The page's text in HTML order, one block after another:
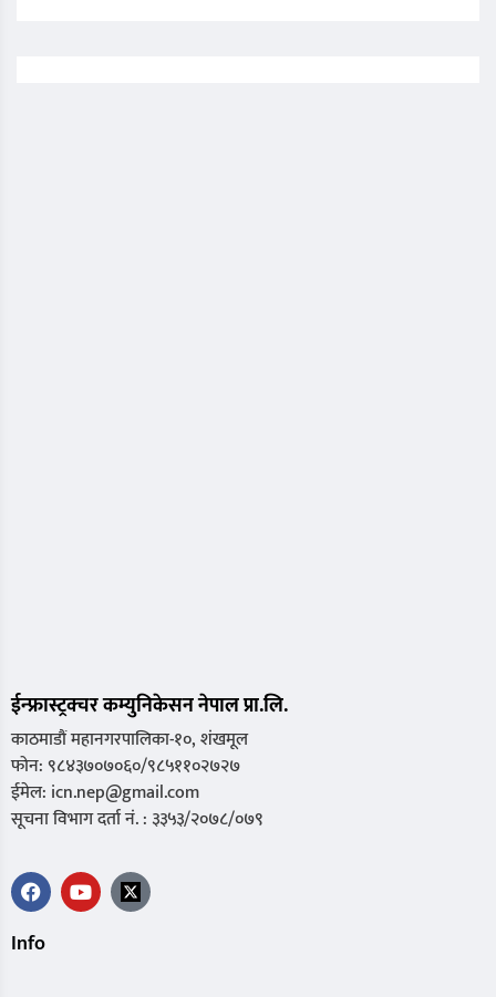
ईन्फ्रास्ट्रक्चर कम्युनिकेसन नेपाल प्रा.लि.
काठमाडौं महानगरपालिका-१०, शंखमूल
फोन: ९८४३७०७०६०/९८५११०२७२७
ईमेल: icn.nep@gmail.com
सूचना विभाग दर्ता नं. : ३३५३/२०७८/०७९
Info